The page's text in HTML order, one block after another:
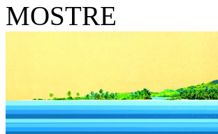
MOSTRE